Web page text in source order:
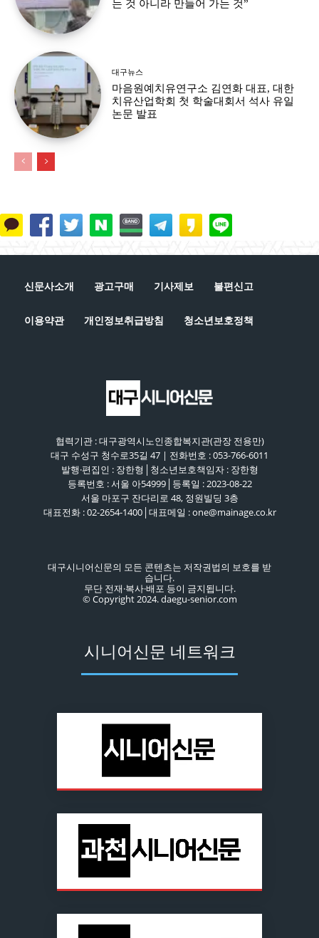
는 것 아니라 만들어 가는 것”
대구뉴스
마음원예치유연구소 김연화 대표, 대한
치유산업학회 첫 학술대회서 석사 유일
논문 발표
신문사소개 광고구매 기사제보 불편신고
이용약관 개인정보취급방침 청소년보호정책
협력기관 : 대구광역시노인종합복지관(관장 전용만)
대구 수성구 청수로35길 47 | 전화번호 : 053-766-6011
발행·편집인 : 장한형│청소년보호책임자 : 장한형
등록번호 : 서울 아54999│등록일 : 2023-08-22
서울 마포구 잔다리로 48, 정원빌딩 3층
대표전화 : 02-2654-1400│대표메일 : one@mainage.co.kr
대구시니어신문의 모든 콘텐츠는 저작권법의 보호를 받
습니다.
무단 전재·복사·배포 등이 금지됩니다.
© Copyright 2024. daegu-senior.com
시니어신문 네트워크